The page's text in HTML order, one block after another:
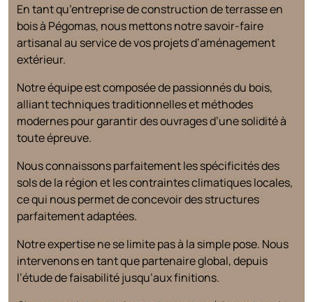
En tant qu’entreprise de construction de terrasse en
bois à Pégomas, nous mettons notre savoir-faire
artisanal au service de vos projets d’aménagement
extérieur.
Notre équipe est composée de passionnés du bois,
alliant techniques traditionnelles et méthodes
modernes pour garantir des ouvrages d’une solidité à
toute épreuve.
Nous connaissons parfaitement les spécificités des
sols de la région et les contraintes climatiques locales,
ce qui nous permet de concevoir des structures
parfaitement adaptées.
Notre expertise ne se limite pas à la simple pose. Nous
intervenons en tant que partenaire global, depuis
l’étude de faisabilité jusqu’aux finitions.